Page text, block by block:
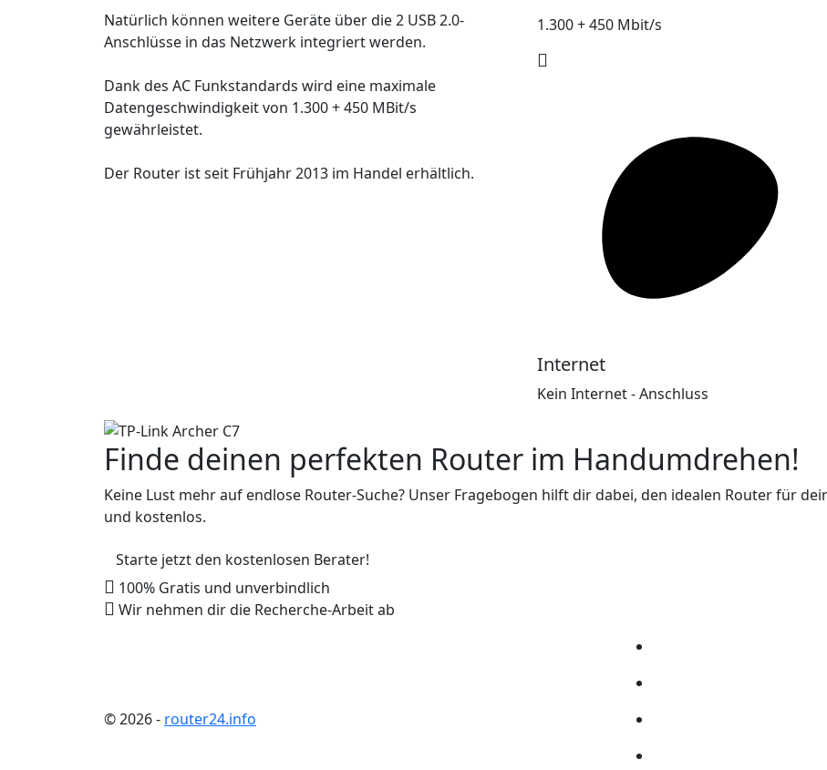
Natürlich können weitere Geräte über die 2 USB 2.0-
Anschlüsse in das Netzwerk integriert werden.
Dank des AC Funkstandards wird eine maximale
Datengeschwindigkeit von 1.300 + 450 MBit/s
gewährleistet.
Der Router ist seit Frühjahr 2013 im Handel erhältlich.
1.300 + 450 Mbit/s
Internet
Kein Internet - Anschluss
Finde deinen perfekten Router im Handumdrehen!
Keine Lust mehr auf endlose Router-Suche? Unser Fragebogen hilft dir dabei, den idealen Router für
und kostenlos.
Starte jetzt den kostenlosen Berater!
100% Gratis und unverbindlich
Wir nehmen dir die Recherche-Arbeit ab
© 2026- router24.info